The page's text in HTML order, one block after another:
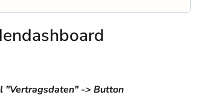
"Vertragsdaten" -> Button